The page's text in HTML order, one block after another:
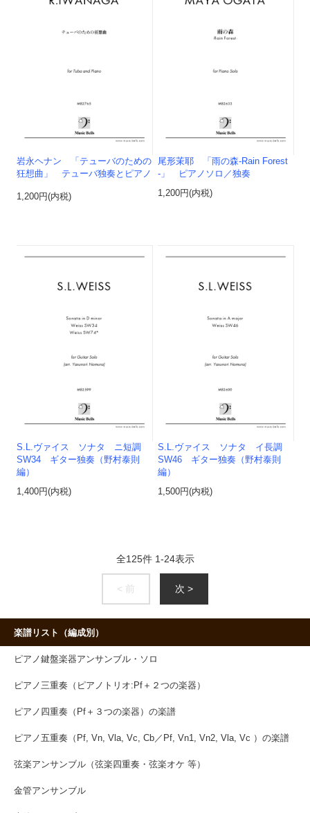
岩永ヘナン 「テューバのための
狂想曲」 テューバ独奏とピアノ
1,200円(内税)
尾形茉耶 「雨の森-Rain Forest
-」 ピアノソロ／独奏
1,200円(内税)
S.L.ヴァイス ソナタ ニ短調
SW34 ギター独奏（野村泰則
編）
1,400円(内税)
S.L.ヴァイス ソナタ イ長調
SW46 ギター独奏（野村泰則
編）
1,500円(内税)
全125件 1-24表示
< 前 次 >
楽譜リスト（編成別）
ピアノ鍵盤楽器アンサンブル・ソロ
ピアノ三重奏（ピアノトリオ:Pf＋２つの楽器）
ピアノ四重奏（Pf＋３つの楽器）の楽譜
ピアノ五重奏（Pf, Vn, Vla, Vc, Cb／Pf, Vn1, Vn2, Vla, Vc ）の楽譜
弦楽アンサンブル（弦楽四重奏・弦楽オケ 等）
金管アンサンブル